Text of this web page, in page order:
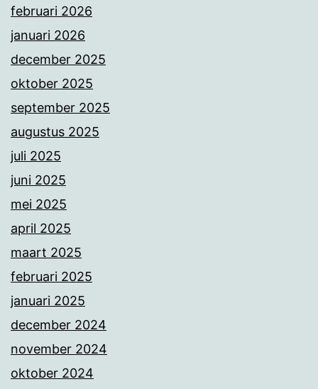
februari 2026
januari 2026
december 2025
oktober 2025
september 2025
augustus 2025
juli 2025
juni 2025
mei 2025
april 2025
maart 2025
februari 2025
januari 2025
december 2024
november 2024
oktober 2024